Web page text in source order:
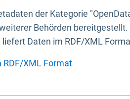
der Kategorie
Behörden
Daten im RDF/XML
RDF/XML Format